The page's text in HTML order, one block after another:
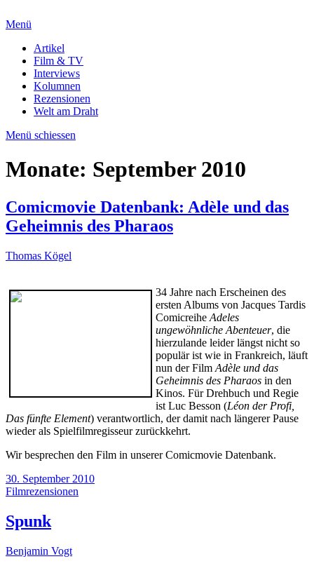
Menü
Artikel
Film & TV
Interviews
Kolumnen
Rezensionen
Welt am Draht
Menü schiessen
Monate: September 2010
Comicmovie Datenbank: Adèle und das
Geheimnis des Pharaos
Thomas Kögel
34 Jahre nach Erscheinen des
ersten Albums von Jacques Tardis
Comicreihe Adeles
ungewöhnliche Abenteuer, die
hierzulande leider längst nicht so
populär ist wie in Frankreich, läuft
nun der Film Adèle und das
Geheimnis des Pharaos in den
Kinos. Für Drehbuch und Regie
ist Luc Besson (Léon der Profi,
Das fünfte Element) verantwortlich, der damit nach längerer Pause
wieder als Spielfilmregisseur zurückkehrt.
Wir besprechen den Film in unserer Comicmovie Datenbank.
30. September 2010
Filmrezensionen
Spunk
Benjamin Vogt